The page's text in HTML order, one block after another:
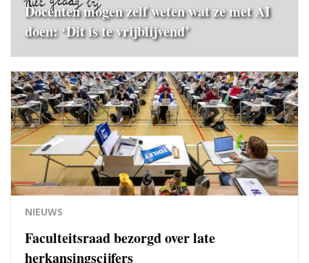
Docenten mogen zelf weten wat ze met AI
doen: ‘Dit is te vrijblijvend’
NIEUWS
Faculteitsraad bezorgd over late
herkansingscijfers